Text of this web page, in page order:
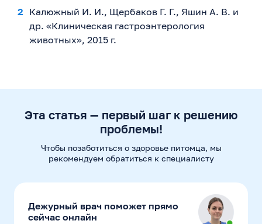
Калюжный И. И., Щербаков Г. Г., Яшин А. В. и
др. «Клиническая гастроэнтерология
животных», 2015 г.
Эта статья — первый шаг к решению
проблемы!
Чтобы позаботиться о здоровье питомца, мы
рекомендуем обратиться к специалисту
Дежурный врач поможет прямо
сейчас онлайн